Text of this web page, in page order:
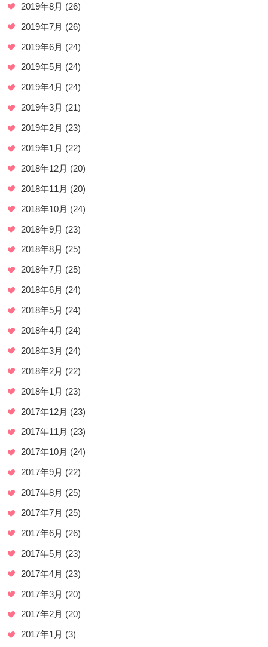
2019年8月 (26)
2019年7月 (26)
2019年6月 (24)
2019年5月 (24)
2019年4月 (24)
2019年3月 (21)
2019年2月 (23)
2019年1月 (22)
2018年12月 (20)
2018年11月 (20)
2018年10月 (24)
2018年9月 (23)
2018年8月 (25)
2018年7月 (25)
2018年6月 (24)
2018年5月 (24)
2018年4月 (24)
2018年3月 (24)
2018年2月 (22)
2018年1月 (23)
2017年12月 (23)
2017年11月 (23)
2017年10月 (24)
2017年9月 (22)
2017年8月 (25)
2017年7月 (25)
2017年6月 (26)
2017年5月 (23)
2017年4月 (23)
2017年3月 (20)
2017年2月 (20)
2017年1月 (3)